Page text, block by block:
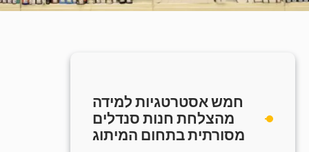
חמש אסטרטגיות למידה
מהצלחת חנות סנדלים
מסורתית בתחום המיתוג